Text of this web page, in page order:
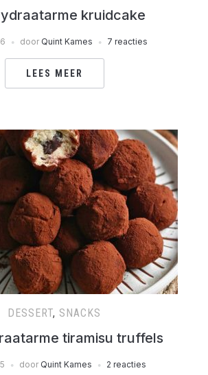
kruidcake
door Quint Kames 7 reacties
LEES MEER
DESSERT, SNACKS
tiramisu truffels
door Quint Kames 2 reacties